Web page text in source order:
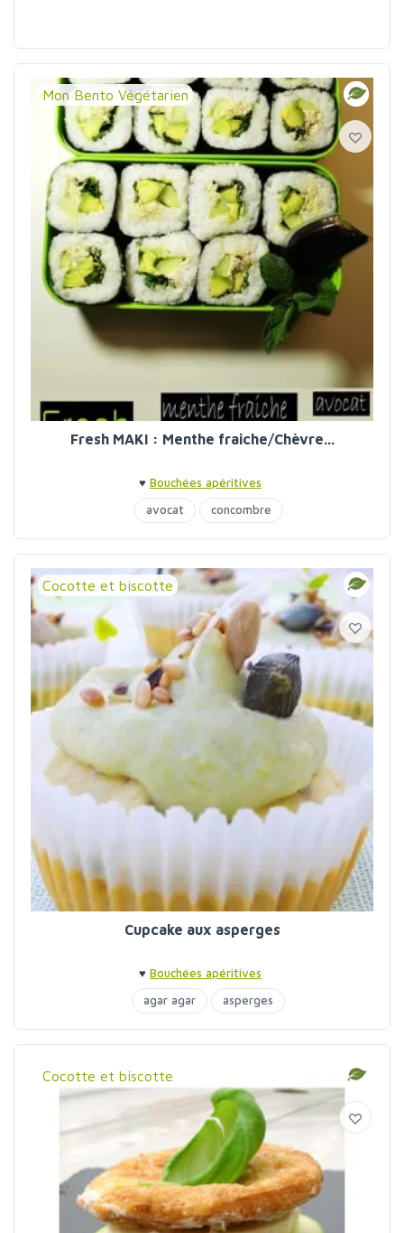
Mon Bento Végétarien
Fresh MAKI : Menthe fraiche/Chèvre...
♥ Bouchées apéritives
avocat
concombre
Cocotte et biscotte
Cupcake aux asperges
♥ Bouchées apéritives
agar agar
asperges
Cocotte et biscotte